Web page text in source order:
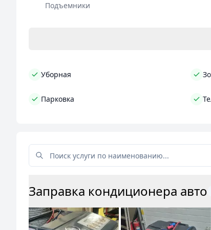
Подъемники
Уборная
Парковка
Заправка кондиционера авто